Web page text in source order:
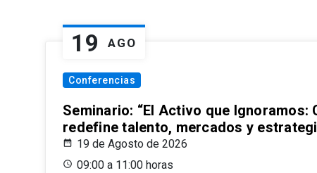
19 AGO
Conferencias
Seminario: “El Activo que Ignoramos:
redefine talento, mercados y
19 de Agosto de 2026
09:00 a 11:00 horas